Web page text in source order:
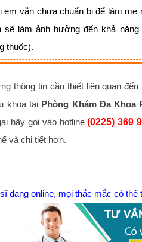
em vẫn chưa chuẩn bị để làm
sẽ làm ảnh hưởng đến khả
thuốc).
thông tin cần thiết liên quan đến
khoa tại Phòng Khám Đa Khoa
hãy gọi vào hotline(0225) 369
và chi tiết hơn.
đang online, mọi thắc mắc có